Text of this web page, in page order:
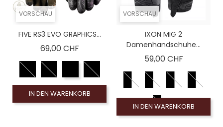
VORSCHAU
FIVE RS3 EVO GRAPHICS...
69,00 CHFPreis
IN DEN WARENKORB
VORSCHAU
IXON MIG 2
Damenhandschuhe...
59,00 CHFPreis
IN DEN WARENKORB